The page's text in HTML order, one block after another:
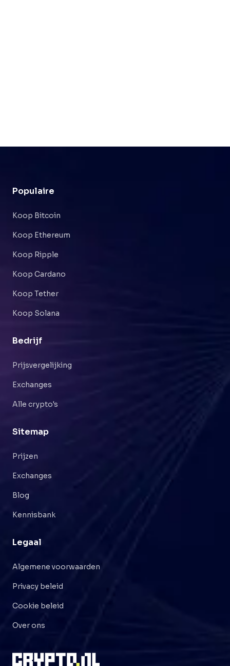
Populaire
Koop Bitcoin
Koop Ethereum
Koop Ripple
Koop Cardano
Koop Tether
Koop Solana
Bedrijf
Prijsvergelijking
Exchanges
Alle crypto's
Sitemap
Prijzen
Exchanges
Blog
Kennisbank
Legaal
Algemene voorwaarden
Privacy beleid
Cookie beleid
Over ons